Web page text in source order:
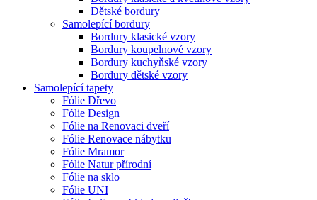
Dětské bordury
Samolepící bordury
Bordury klasické vzory
Bordury koupelnové vzory
Bordury kuchyňské vzory
Bordury dětské vzory
Samolepící tapety
Fólie Dřevo
Fólie Design
Fólie na Renovaci dveří
Fólie Renovace nábytku
Fólie Mramor
Fólie Natur přírodní
Fólie na sklo
Fólie UNI